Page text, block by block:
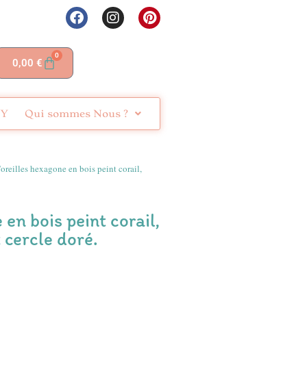
0,00 €
0
Qui sommes Nous ?
hexagone en bois peint corail,
en bois peint corail,
doré.